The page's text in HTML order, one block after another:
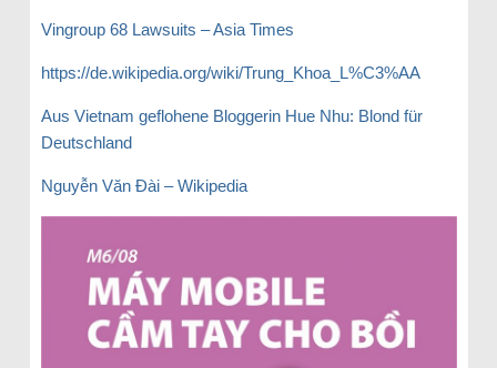
Vingroup 68 Lawsuits – Asia Times
https://de.wikipedia.org/wiki/Trung_Khoa_L%C3%AA
Aus Vietnam geflohene Bloggerin Hue Nhu: Blond für
Deutschland
Nguyễn Văn Đài – Wikipedia